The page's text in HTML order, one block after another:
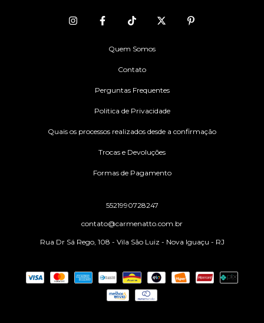
Quem Somos
Contato
Perguntas Frequentes
Politica de Privacidade
Quais os processos realizados desde a confirmação
Trocas e Devoluções
Formas de Pagamento
5521990728247
contato@carmenatto.com.br
Rua Dr Sá Rego, 108 - Vila São Luiz - Nova Iguaçu - RJ